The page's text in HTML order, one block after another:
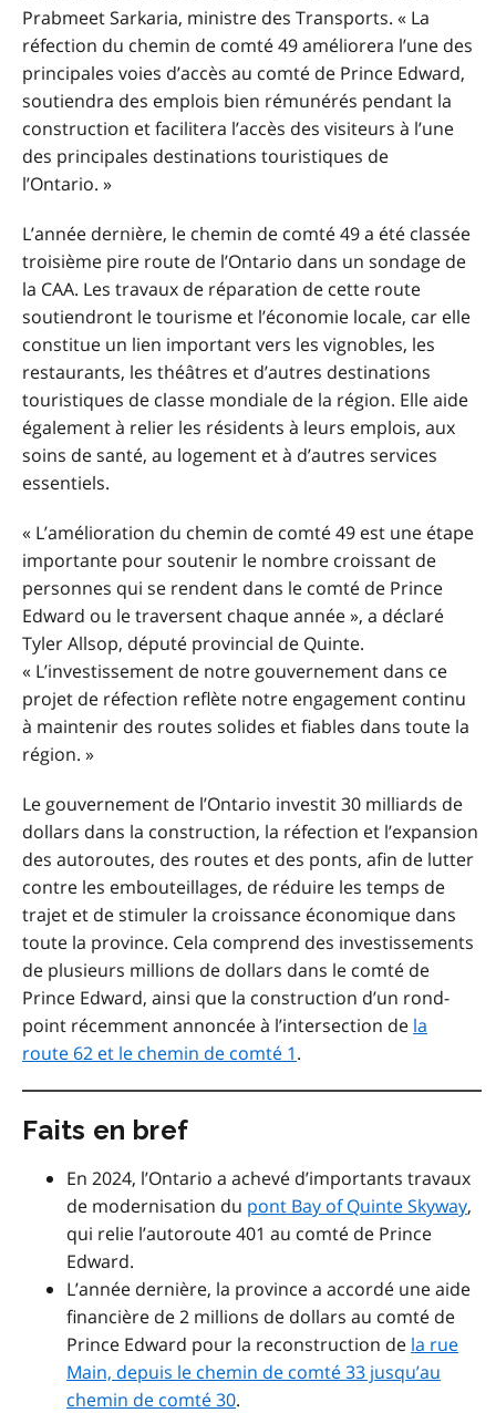
Prabmeet Sarkaria, ministre des Transports. « La
réfection du chemin de comté 49 améliorera l’une des
principales voies d’accès au comté de Prince Edward,
soutiendra des emplois bien rémunérés pendant la
construction et facilitera l’accès des visiteurs à l’une
des principales destinations touristiques de
l’Ontario. »
L’année dernière, le chemin de comté 49 a été classée
troisième pire route de l’Ontario dans un sondage de
la CAA. Les travaux de réparation de cette route
soutiendront le tourisme et l’économie locale, car elle
constitue un lien important vers les vignobles, les
restaurants, les théâtres et d’autres destinations
touristiques de classe mondiale de la région. Elle aide
également à relier les résidents à leurs emplois, aux
soins de santé, au logement et à d’autres services
essentiels.
« L’amélioration du chemin de comté 49 est une étape
importante pour soutenir le nombre croissant de
personnes qui se rendent dans le comté de Prince
Edward ou le traversent chaque année », a déclaré
Tyler Allsop, député provincial de Quinte.
« L’investissement de notre gouvernement dans ce
projet de réfection reflète notre engagement continu
à maintenir des routes solides et fiables dans toute la
région. »
Le gouvernement de l’Ontario investit 30 milliards de
dollars dans la construction, la réfection et l’expansion
des autoroutes, des routes et des ponts, afin de lutter
contre les embouteillages, de réduire les temps de
trajet et de stimuler la croissance économique dans
toute la province. Cela comprend des investissements
de plusieurs millions de dollars dans le comté de
Prince Edward, ainsi que la construction d’un rond-
point récemment annoncée à l’intersection de la
route 62 et le chemin de comté 1.
Faits en bref
En 2024, l’Ontario a achevé d’importants travaux
de modernisation du pont Bay of Quinte Skyway,
qui relie l’autoroute 401 au comté de Prince
Edward.
L’année dernière, la province a accordé une aide
financière de 2 millions de dollars au comté de
Prince Edward pour la reconstruction de la rue
Main, depuis le chemin de comté 33 jusqu’au
chemin de comté 30.